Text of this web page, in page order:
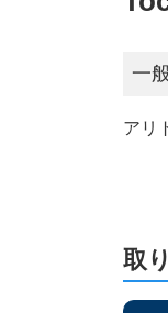
一
アリ
取